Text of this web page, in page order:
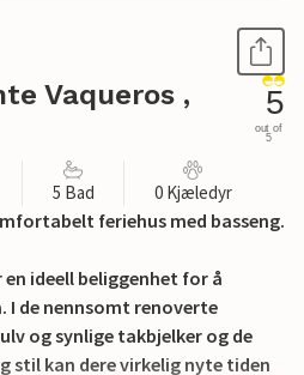
Vaqueros ,
5
out of
5
5 Bad 0 Kjæledyr
feriehus med basseng.
ideell beliggenhet for å
I de nennsomt renoverte
og synlige takbjelker og de
stil kan dere virkelig nyte tiden